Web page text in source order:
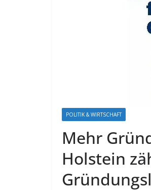
POLITIK & WIRTSCHAFT
Mehr
Holstein